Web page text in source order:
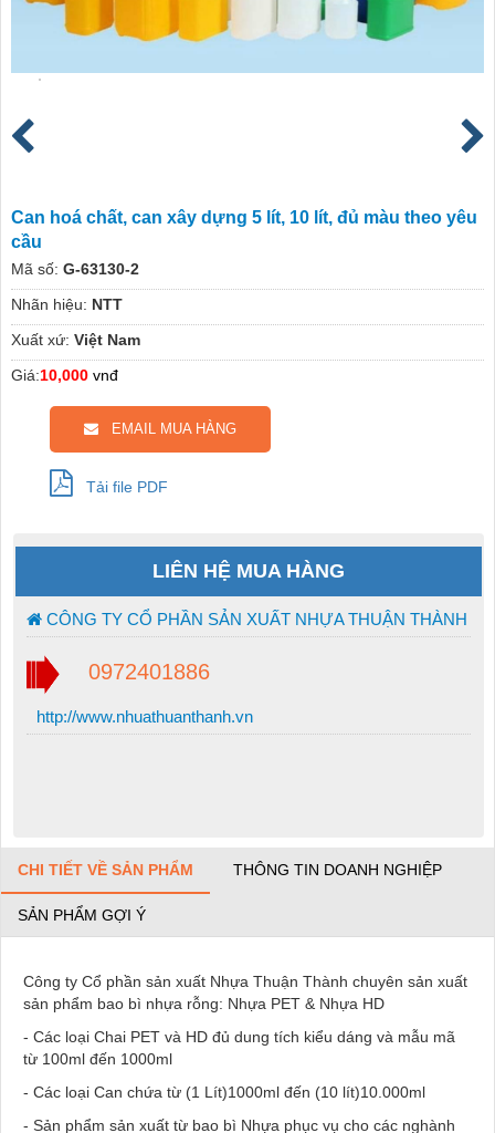
Can hoá chất, can xây dựng 5 lít, 10 lít, đủ màu theo yêu
cầu
Mã số: G-63130-2
Nhãn hiệu: NTT
Xuất xứ: Việt Nam
Giá:10,000 vnđ
EMAIL MUA HÀNG
Tải file PDF
LIÊN HỆ MUA HÀNG
CÔNG TY CỔ PHẦN SẢN XUẤT NHỰA THUẬN THÀNH
0972401886
http://www.nhuathuanthanh.vn
CHI TIẾT VỀ SẢN PHẨM THÔNG TIN DOANH NGHIỆP
SẢN PHẨM GỢI Ý
Công ty Cổ phần sản xuất Nhựa Thuận Thành chuyên sản xuất
sản phẩm bao bì nhựa rỗng: Nhựa PET & Nhựa HD
- Các loại Chai PET và HD đủ dung tích kiểu dáng và mẫu mã
từ 100ml đến 1000ml
- Các loại Can chứa từ (1 Lít)1000ml đến (10 lít)10.000ml
- Sản phẩm sản xuất từ bao bì Nhựa phục vụ cho các nghành